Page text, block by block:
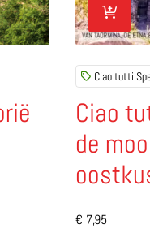
Ciao tutti
Ciao
de
Lees meer
€ 7,95